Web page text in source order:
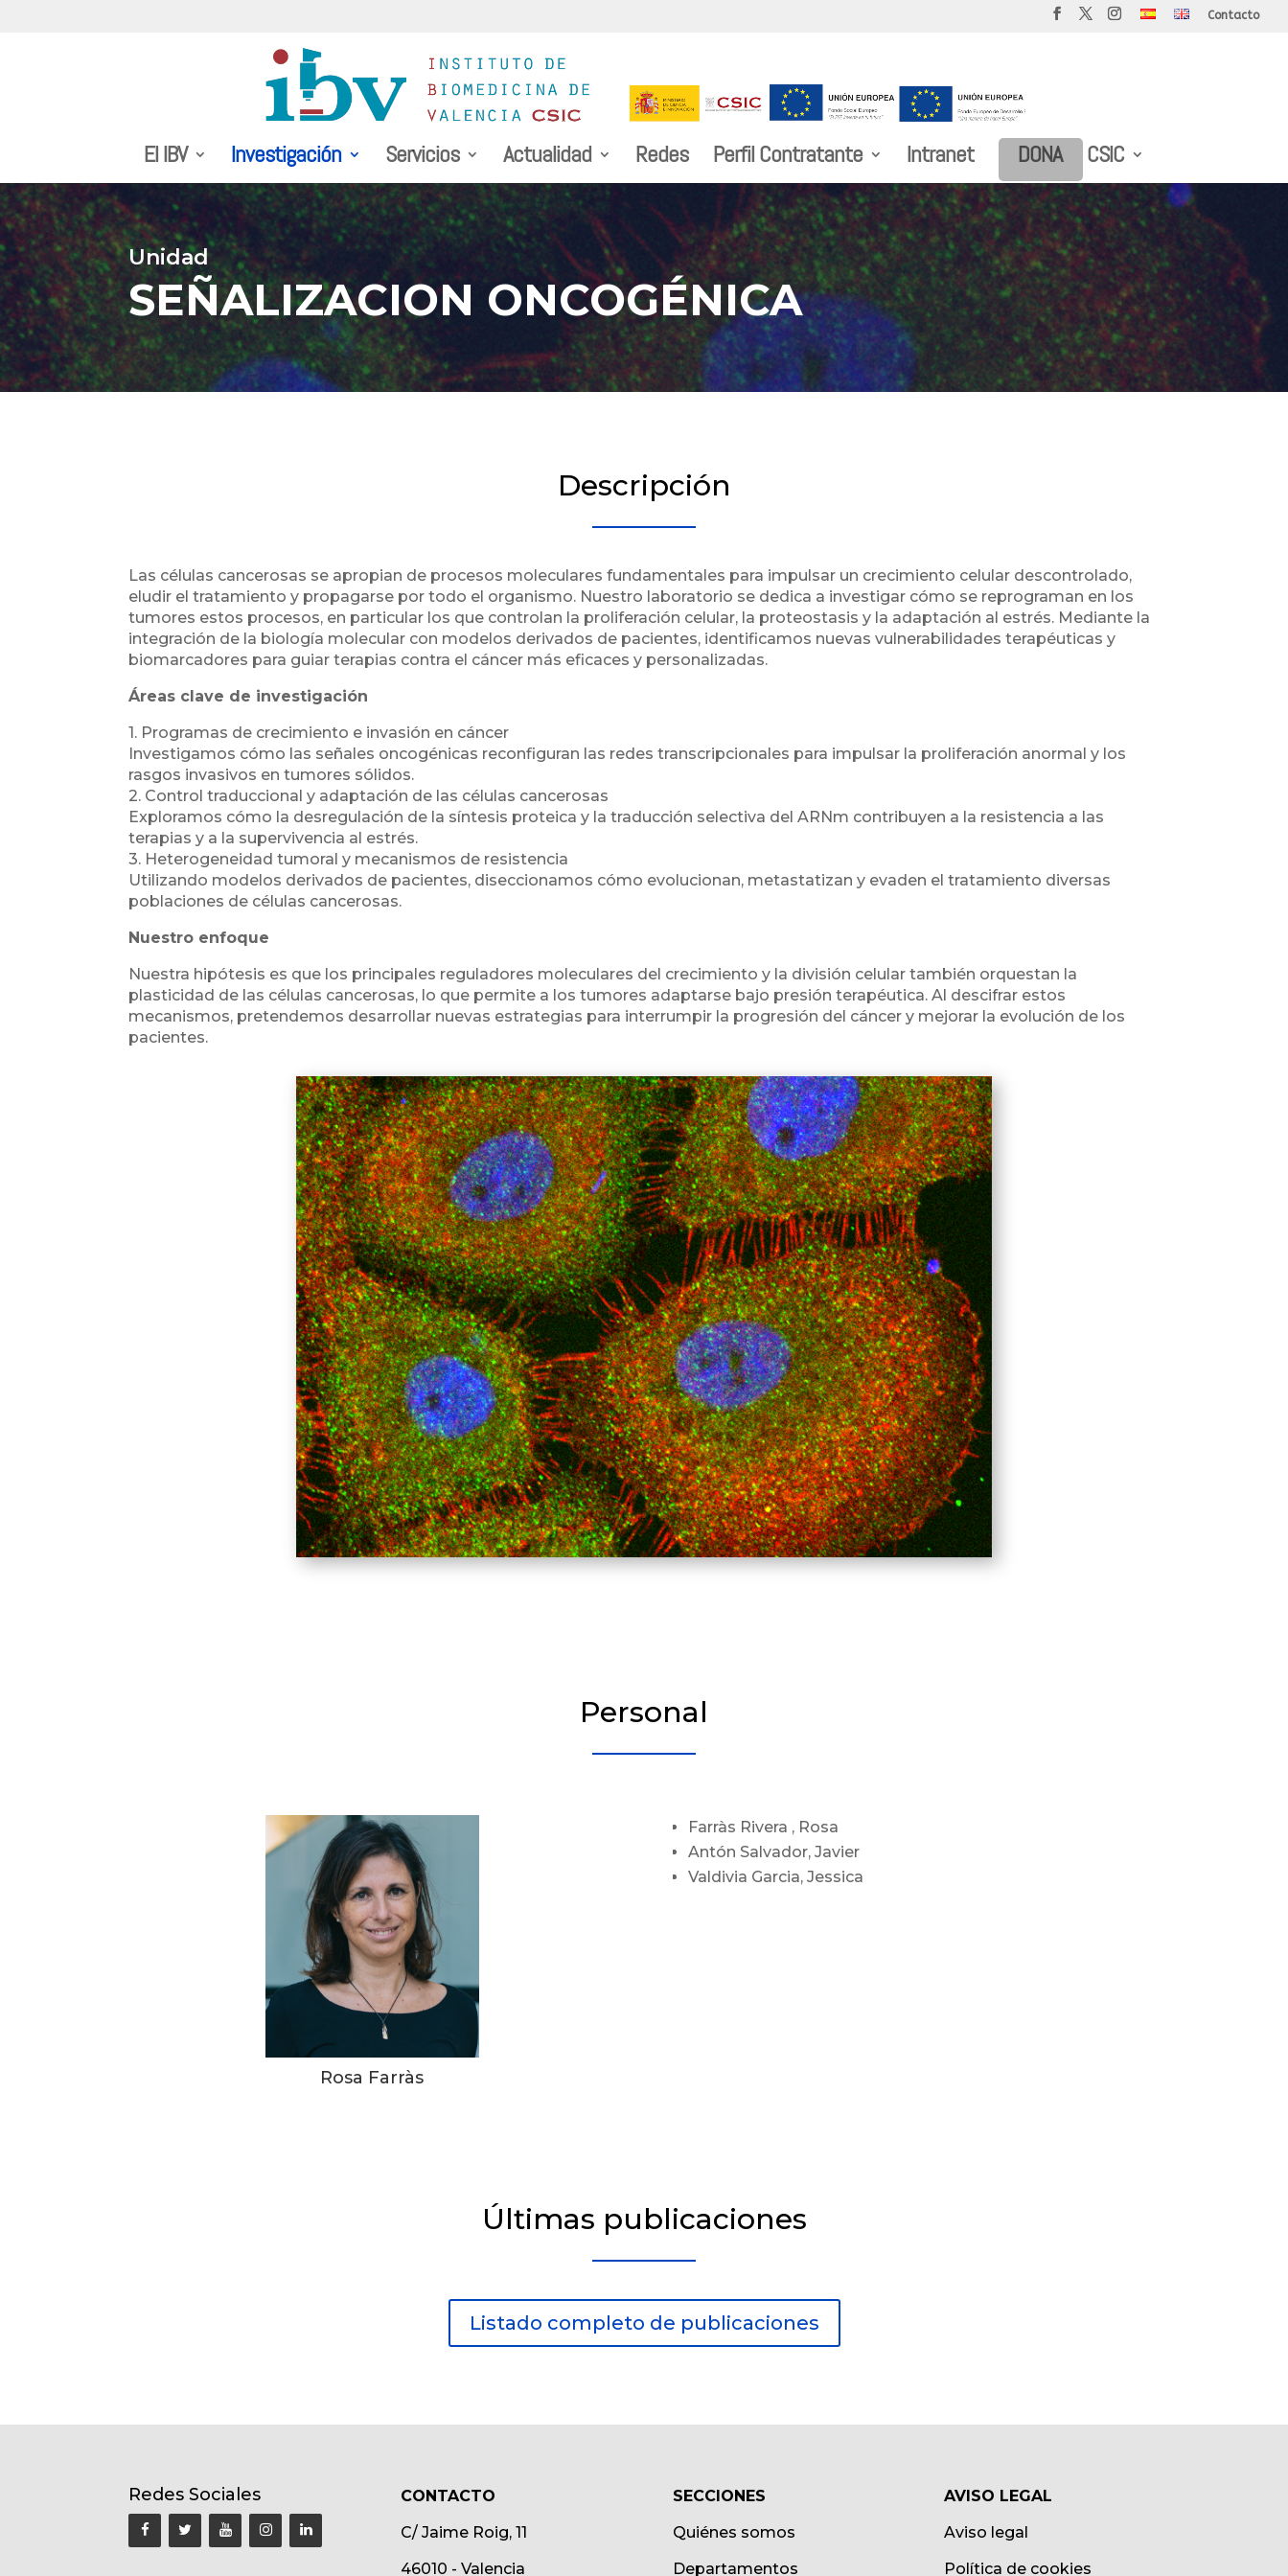
Contacto
El IBV Investigación Servicios Actualidad Redes Perfil Contratante Intranet DONA CSIC
Unidad
SEÑALIZACION ONCOGÉNICA
Descripción
Las células cancerosas se apropian de procesos moleculares fundamentales para impulsar un crecimiento celular descontrolado,
eludir el tratamiento y propagarse por todo el organismo. Nuestro laboratorio se dedica a investigar cómo se reprograman en los
tumores estos procesos, en particular los que controlan la proliferación celular, la proteostasis y la adaptación al estrés. Mediante la
integración de la biología molecular con modelos derivados de pacientes, identificamos nuevas vulnerabilidades terapéuticas y
biomarcadores para guiar terapias contra el cáncer más eficaces y personalizadas.
Áreas clave de investigación
1. Programas de crecimiento e invasión en cáncer
Investigamos cómo las señales oncogénicas reconfiguran las redes transcripcionales para impulsar la proliferación anormal y los
rasgos invasivos en tumores sólidos.
2. Control traduccional y adaptación de las células cancerosas
Exploramos cómo la desregulación de la síntesis proteica y la traducción selectiva del ARNm contribuyen a la resistencia a las
terapias y a la supervivencia al estrés.
3. Heterogeneidad tumoral y mecanismos de resistencia
Utilizando modelos derivados de pacientes, diseccionamos cómo evolucionan, metastatizan y evaden el tratamiento diversas
poblaciones de células cancerosas.
Nuestro enfoque
Nuestra hipótesis es que los principales reguladores moleculares del crecimiento y la división celular también orquestan la
plasticidad de las células cancerosas, lo que permite a los tumores adaptarse bajo presión terapéutica. Al descifrar estos
mecanismos, pretendemos desarrollar nuevas estrategias para interrumpir la progresión del cáncer y mejorar la evolución de los
pacientes.
Personal
Rosa Farràs
Farràs Rivera , Rosa
Antón Salvador, Javier
Valdivia Garcia, Jessica
Últimas publicaciones
Listado completo de publicaciones
Redes Sociales
CONTACTO
C/ Jaime Roig, 11
46010 - Valencia
SECCIONES
Quiénes somos
Departamentos
AVISO LEGAL
Aviso legal
Política de cookies